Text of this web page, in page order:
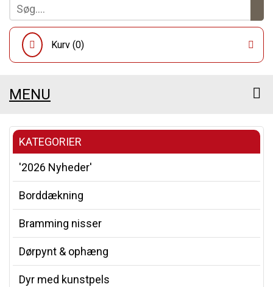
Kurv (0)
MENU
KATEGORIER
'2026 Nyheder'
Borddækning
Bramming nisser
Dørpynt & ophæng
Dyr med kunstpels